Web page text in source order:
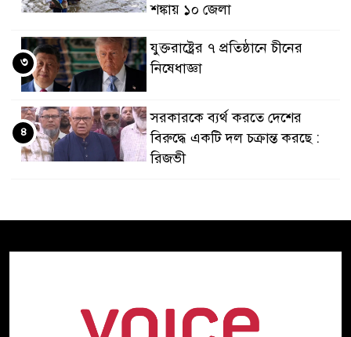
শঙ্কায় ১০ জেলা
যুক্তরাষ্ট্রের ৭ প্রতিষ্ঠানে চীনের
নিষেধাজ্ঞা
৩
সরকারকে ব্যর্থ করতে দেশের
বিরুদ্ধে একটি দল চক্রান্ত করছে :
রিজভী
৪
চূড়ান্ত, বিশ্ব জ্বালানি বাণিজ্যে স্বস্তির
জাদুঘর